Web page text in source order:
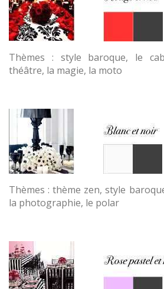
Thèmes : style baroque, le
théâtre, la magie, la moto
Thèmes : thème zen, style
la photographie, le polar